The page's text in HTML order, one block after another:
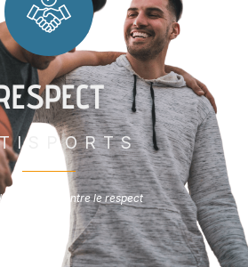
respect, montre le respect